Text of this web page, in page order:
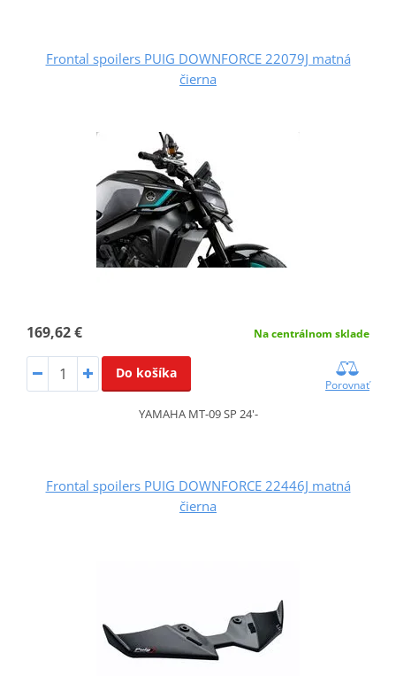
Frontal spoilers PUIG DOWNFORCE 22079J matná
čierna
169,62 € Na centrálnom sklade
Do košíka
Porovnať
YAMAHA MT-09 SP 24'-
Frontal spoilers PUIG DOWNFORCE 22446J matná
čierna